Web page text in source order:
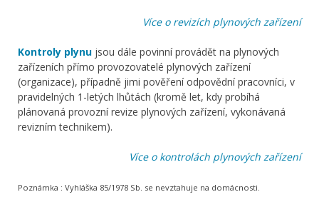
Více o revizích plynových zařízení
Kontroly plynu jsou dále povinní provádět na plynových
zařízeních přímo provozovatelé plynových zařízení
(organizace), případně jimi pověření odpovědní pracovníci, v
pravidelných 1-letých lhůtách (kromě let, kdy probíhá
plánovaná provozní revize plynových zařízení, vykonávaná
revizním technikem).
Více o kontrolách plynových zařízení
Poznámka : Vyhláška 85/1978 Sb. se nevztahuje na domácnosti.